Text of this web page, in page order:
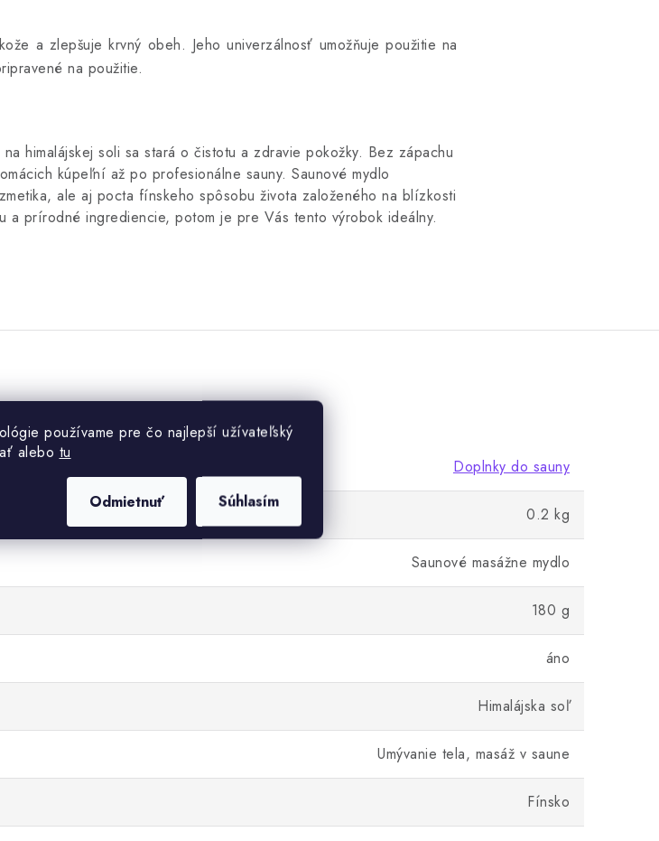
používame pre čo najlepší užívateľský
alebo tu
Odmietnuť Súhlasím
a zlepšuje krvný obeh. Jeho univerzálnosť umožňuje použitie na
na použitie.
himalájskej soli sa stará o čistotu a zdravie pokožky. Bez zápachu
kúpeľní až po profesionálne sauny. Saunové mydlo
ale aj pocta fínskeho spôsobu života založeného na blízkosti
a prírodné ingrediencie, potom je pre Vás tento výrobok ideálny.
Doplnky do sauny
0.2 kg
Saunové masážne mydlo
180 g
áno
Himalájska soľ
Umývanie tela, masáž v saune
Fínsko